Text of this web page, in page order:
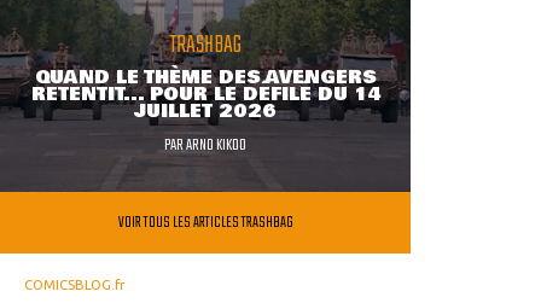
TRASHBAG
QUAND LE THÈME DES AVENGERS
RETENTIT... POUR LE DÉFILÉ DU 14
JUILLET 2026
PARARNO KIKOO
VOIR TOUS LES ARTICLES TRASHBAG
COMICSBLOG.fr